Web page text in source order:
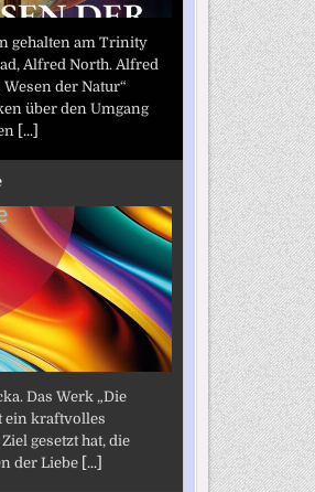
gehalten am Trinity
Alfred North. Alfred
der Natur“
über den Umgang
[...]
Das Werk „Die
ein kraftvolles
gesetzt hat, die
der Liebe [...]